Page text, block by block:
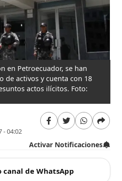
en Petroecuador, se han
de activos y cuenta con 18
actos ilícitos. Foto:
- 04:02
Activar Notificaciones
canal de WhatsApp